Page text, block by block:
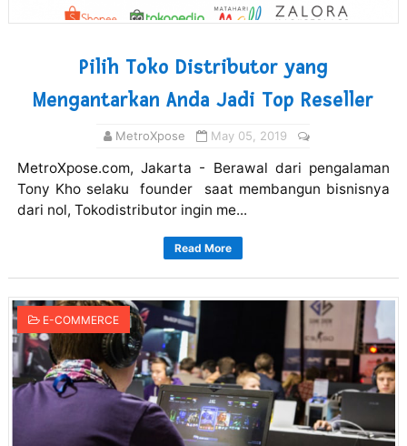
Pilih Toko Distributor yang
Mengantarkan Anda Jadi Top Reseller
MetroXpose May 05, 2019
MetroXpose.com, Jakarta - Berawal dari pengalaman
Tony Kho selaku founder saat membangun bisnisnya
dari nol, Tokodistributor ingin me...
Read More
E-COMMERCE